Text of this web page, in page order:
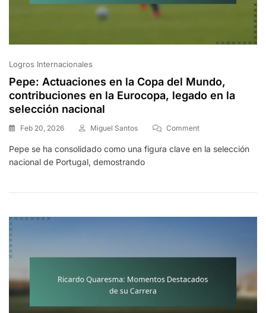
Logros Internacionales
Pepe: Actuaciones en la Copa del Mundo,
contribuciones en la Eurocopa, legado en la
selección nacional
Feb 20, 2026 Miguel Santos CommentOn
Actuaciones
Del
Contribuciones
La
Nacional
Pepe se ha consolidado como una figura clave en la selección
nacional de Portugal, demostrando